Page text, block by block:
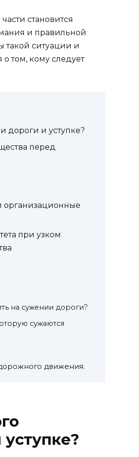
становится
и правильной
такой ситуации и
том, кому следует
дороги и уступке?
перед
организационные
при узком
на сужении дороги?
сужаются
движения.